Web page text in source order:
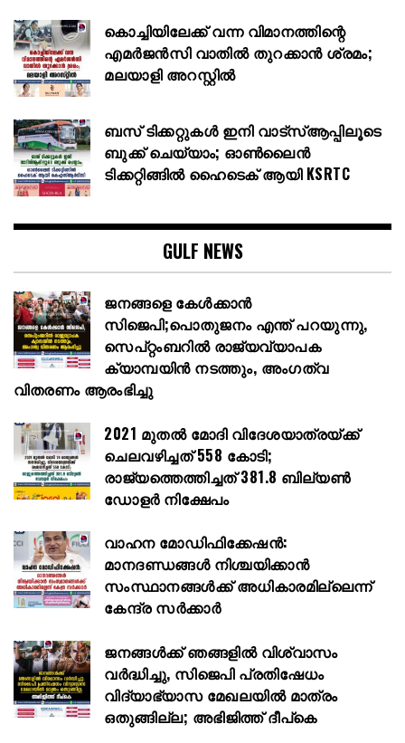
കൊച്ചിയിലേക്ക് വന്ന വിമാനത്തിന്റെ
എമർജൻസി വാതിൽ തുറക്കാൻ ശ്രമം;
മലയാളി അറസ്റ്റിൽ
ബസ് ടിക്കറ്റുകൾ ഇനി വാട്‌സ്ആപ്പിലൂടെ
ബുക്ക് ചെയ്യാം; ഓൺലൈൻ
ടിക്കറ്റിങ്ങിൽ ഹൈടെക് ആയി KSRTC
GULF NEWS
ജനങ്ങളെ കേൾക്കാൻ
സിജെപി;പൊതുജനം എന്ത് പറയുന്നു,
സെപ്റ്റംബറിൽ രാജ്യവ്യാപക
ക്യാമ്പയിൻ നടത്തും, അംഗത്വ
വിതരണം ആരംഭിച്ചു
2021 മുതൽ മോദി വിദേശയാത്രയ്ക്ക്
ചെലവഴിച്ചത് 558 കോടി;
രാജ്യത്തെത്തിച്ചത് 381.8 ബില്യൺ
ഡോളർ നിക്ഷേപം
വാഹന മോഡിഫിക്കേഷൻ:
മാനദണ്ഡങ്ങൾ നിശ്ചയിക്കാൻ
സംസ്ഥാനങ്ങൾക്ക് അധികാരമില്ലെന്ന്
കേന്ദ്ര സർക്കാർ
ജനങ്ങൾക്ക് ഞങ്ങളിൽ വിശ്വാസം
വർദ്ധിച്ചു, സിജെപി പ്രതിഷേധം
വിദ്യാഭ്യാസ മേഖലയിൽ മാത്രം
ഒതുങ്ങില്ല; അഭിജിത്ത് ദീപ്കെ